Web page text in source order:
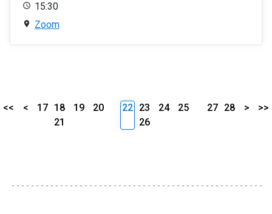
15:30
Zoom
<< < 17 18 19
20
21
22 23 24
25
26
27 28 > >>